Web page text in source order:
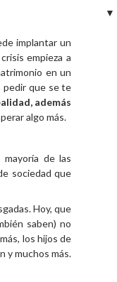
implantar un
empieza a
en un
pedir que se te
además
algo más.
de las
sociedad que
Hoy, que
saben) no
los hijos de
y muchos más.
▼